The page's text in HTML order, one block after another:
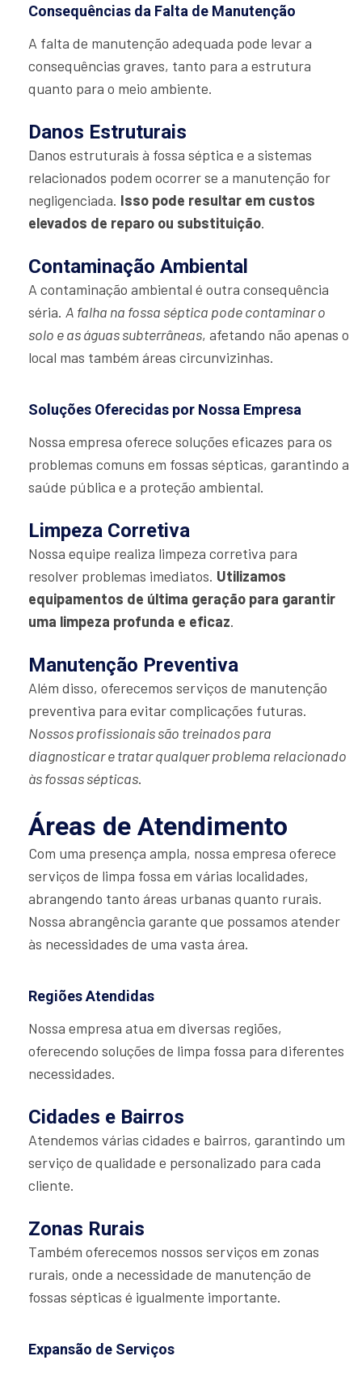
Consequências da Falta de Manutenção
A falta de manutenção adequada pode levar a
consequências graves, tanto para a estrutura
quanto para o meio ambiente.
Danos Estruturais
Danos estruturais à fossa séptica e a sistemas
relacionados podem ocorrer se a manutenção for
negligenciada. Isso pode resultar em custos
elevados de reparo ou substituição.
Contaminação Ambiental
A contaminação ambiental é outra consequência
séria. A falha na fossa séptica pode contaminar o
solo e as águas subterrâneas, afetando não apenas o
local mas também áreas circunvizinhas.
Soluções Oferecidas por Nossa Empresa
Nossa empresa oferece soluções eficazes para os
problemas comuns em fossas sépticas, garantindo a
saúde pública e a proteção ambiental.
Limpeza Corretiva
Nossa equipe realiza limpeza corretiva para
resolver problemas imediatos. Utilizamos
equipamentos de última geração para garantir
uma limpeza profunda e eficaz.
Manutenção Preventiva
Além disso, oferecemos serviços de manutenção
preventiva para evitar complicações futuras.
Nossos profissionais são treinados para
diagnosticar e tratar qualquer problema relacionado
às fossas sépticas.
Áreas de Atendimento
Com uma presença ampla, nossa empresa oferece
serviços de limpa fossa em várias localidades,
abrangendo tanto áreas urbanas quanto rurais.
Nossa abrangência garante que possamos atender
às necessidades de uma vasta área.
Regiões Atendidas
Nossa empresa atua em diversas regiões,
oferecendo soluções de limpa fossa para diferentes
necessidades.
Cidades e Bairros
Atendemos várias cidades e bairros, garantindo um
serviço de qualidade e personalizado para cada
cliente.
Zonas Rurais
Também oferecemos nossos serviços em zonas
rurais, onde a necessidade de manutenção de
fossas sépticas é igualmente importante.
Expansão de Serviços